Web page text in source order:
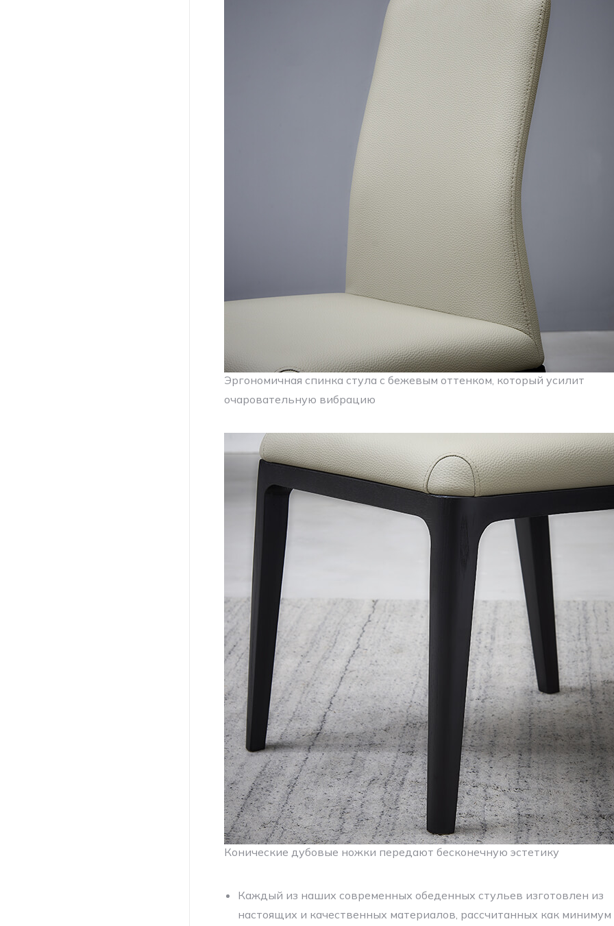
Эргономичная спинка стула с бежевым оттенком, который усилит
очаровательную вибрацию
Конические дубовые ножки передают бесконечную эстетику
Каждый из наших современных обеденных стульев изготовлен из
настоящих и качественных материалов, рассчитанных как минимум